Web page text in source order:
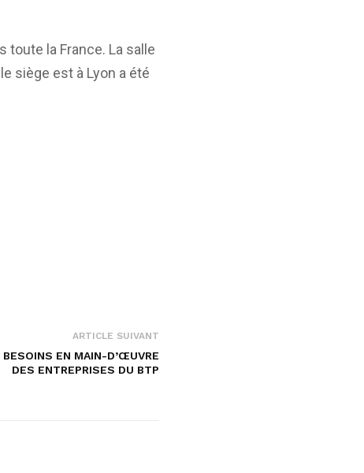
toute la France. La salle
siège est à Lyon a été
ARTICLE SUIVANT
BESOINS EN MAIN-D’ŒUVRE
DES ENTREPRISES DU BTP